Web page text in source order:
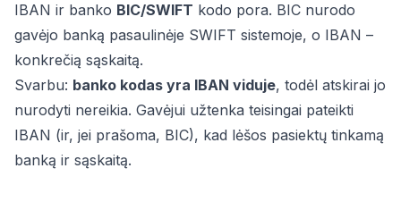
IBAN ir banko BIC/SWIFT kodo pora. BIC nurodo
gavėjo banką pasaulinėje SWIFT sistemoje, o IBAN –
konkrečią sąskaitą.
Svarbu: banko kodas yra IBAN viduje, todėl atskirai jo
nurodyti nereikia. Gavėjui užtenka teisingai pateikti
IBAN (ir, jei prašoma, BIC), kad lėšos pasiektų tinkamą
banką ir sąskaitą.